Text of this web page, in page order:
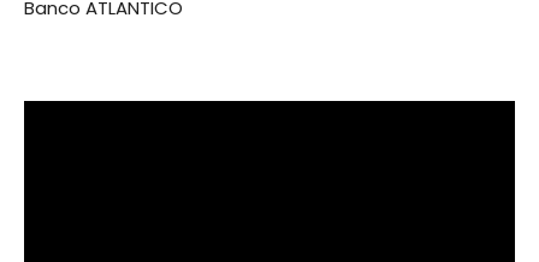
Banco ATLANTICO